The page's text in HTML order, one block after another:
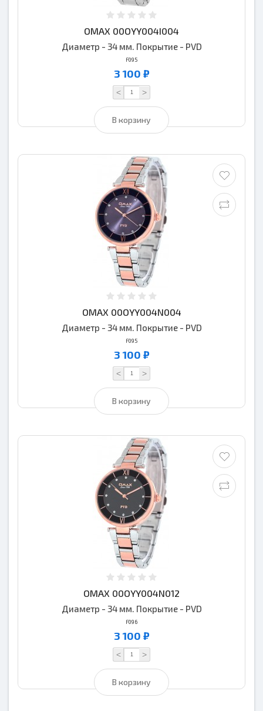
OMAX 00OYY004I004
Диаметр - 34 мм. Покрытие - PVD
F095
3 100 ₽
< >
В корзину
OMAX 00OYY004N004
Диаметр - 34 мм. Покрытие - PVD
F095
3 100 ₽
< >
В корзину
OMAX 00OYY004N012
Диаметр - 34 мм. Покрытие - PVD
F096
3 100 ₽
< >
В корзину